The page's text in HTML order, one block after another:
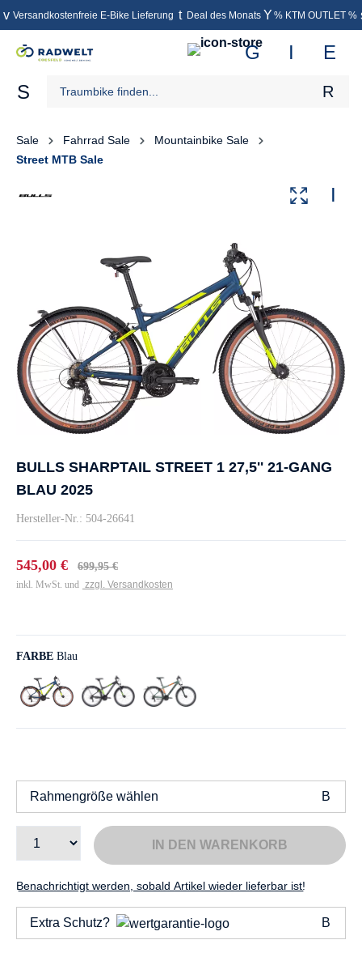
springen
Versandkostenfreie E-Bike Lieferung Deal des Monats % KTM OUTLET %
Sale Fahrrad Sale
Mountainbike Sale
Street MTB Sale
BULLS SHARPTAIL STREET 1 27,5'' 21-GANG
BLAU 2025
Hersteller-Nr.: 504-26641
545,00 € 699,95 €
inkl. MwSt. und zzgl. Versandkosten
FARBE Blau
Rahmengröße wählen
IN DEN WARENKORB
Benachrichtigt werden, sobald Artikel wieder lieferbar ist!
Extra Schutz?